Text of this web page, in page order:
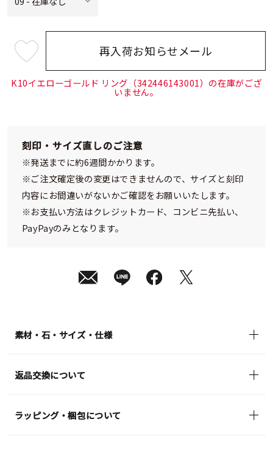
¥48,400 (tax
in)
再入荷お知らせメール
K10イエローゴールド リング（342446143001）の在庫がござ
いません。
刻印・サイズ直しのご注意
※発送までに約6週間かかります。
※ご注文確定後の変更はできませんので、サイズと刻印
内容にお間違いがないかご確認をお願いいたします。
※お支払い方法はクレジットカード、コンビニ先払い、
PayPayのみとなります。
素材・石・サイズ・仕様
返品交換について
ラッピング・梱包について